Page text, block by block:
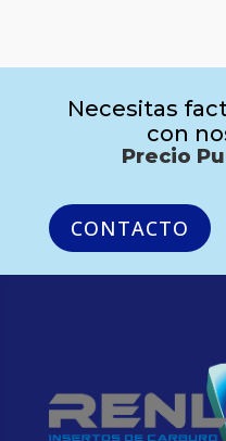
Necesitas
con
Precio
CONTACTO